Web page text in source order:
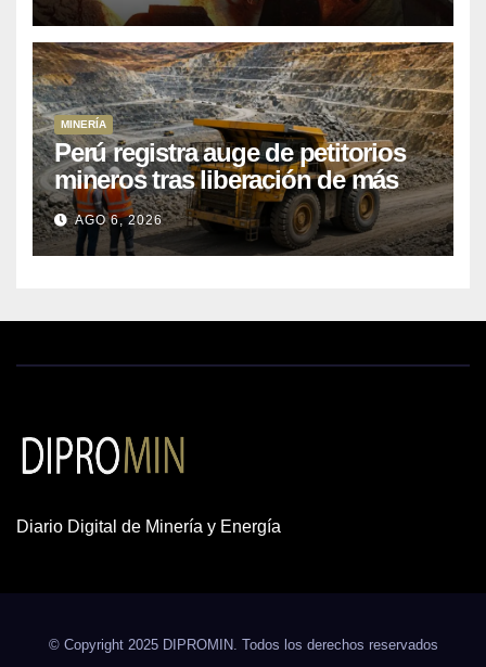
MINERÍA
Perú registra auge de petitorios
mineros tras liberación de más
de mil concesiones para explorar
cobre y oro
AGO 6, 2026
Diario Digital de Minería y Energía
© Copyright 2025 DIPROMIN. Todos los derechos reservados